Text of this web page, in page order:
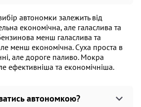
автономки залежить від
економічна, але галаслива та
менш галаслива та
менш економічна. Суха проста в
але дороге паливо. Мокра
ефективніша та економічніша.
автономкою?